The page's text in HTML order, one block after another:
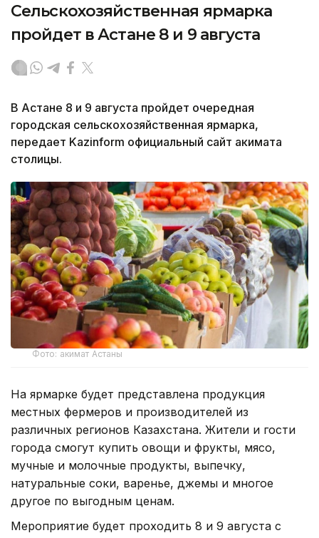
Сельскохозяйственная ярмарка
пройдет в Астане 8 и 9 августа
В Астане 8 и 9 августа пройдет очередная
городская сельскохозяйственная ярмарка,
передает Kazinform официальный сайт акимата
столицы.
Фото: акимат Астаны
На ярмарке будет представлена продукция
местных фермеров и производителей из
различных регионов Казахстана. Жители и гости
города смогут купить овощи и фрукты, мясо,
мучные и молочные продукты, выпечку,
натуральные соки, варенье, джемы и многое
другое по выгодным ценам.
Мероприятие будет проходить 8 и 9 августа с